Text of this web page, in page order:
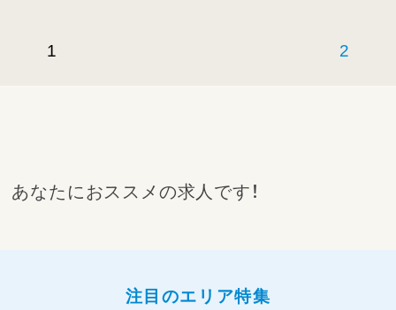
1 2
あなたにおススメの求人です！
注目のエリア特集